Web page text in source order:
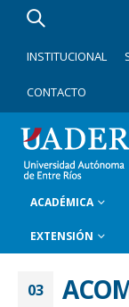
INSTITUCIONAL
CONTACTO
ACADÉMICA
EXTENSIÓN
03